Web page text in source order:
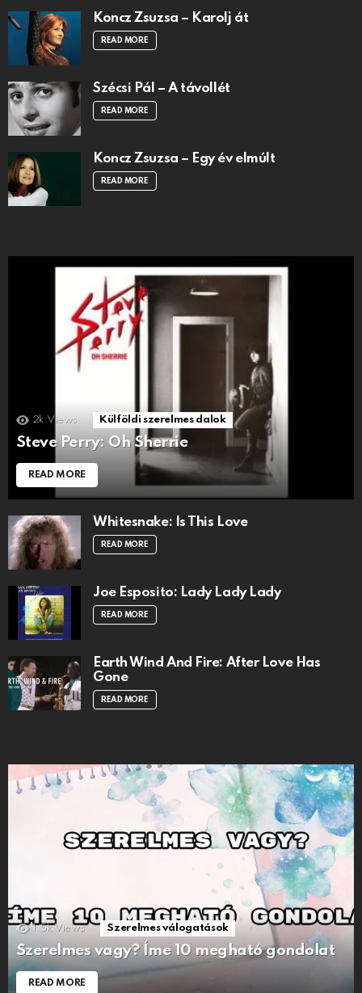
Koncz Zsuzsa – Karolj át
READ MORE
Szécsi Pál – A távollét
READ MORE
Koncz Zsuzsa – Egy év elmúlt
READ MORE
2k Views Külföldi szerelmes dalok
Steve Perry: Oh Sherrie
READ MORE
Whitesnake: Is This Love
READ MORE
Joe Esposito: Lady Lady Lady
READ MORE
Earth Wind And Fire: After Love Has
Gone
READ MORE
1.5k Views Szerelmes válogatások
Szerelmes vagy? Íme 10 megható gondolat
READ MORE